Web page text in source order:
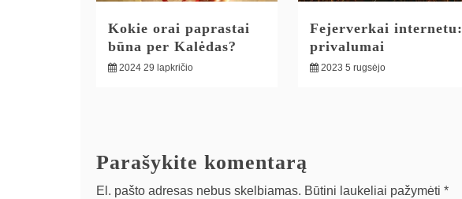
Kokie orai paprastai
būna per Kalėdas?
2024 29 lapkričio
Fejerverkai internetu:
privalumai
2023 5 rugsėjo
Parašykite komentarą
El. pašto adresas nebus skelbiamas. Būtini laukeliai pažymėti *